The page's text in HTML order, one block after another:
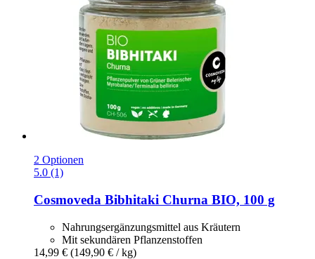
2 Optionen
5.0 (1)
Cosmoveda Bibhitaki Churna BIO, 100 g
Nahrungsergänzungsmittel aus Kräutern
Mit sekundären Pflanzenstoffen
14,99 € (149,90 € / kg)